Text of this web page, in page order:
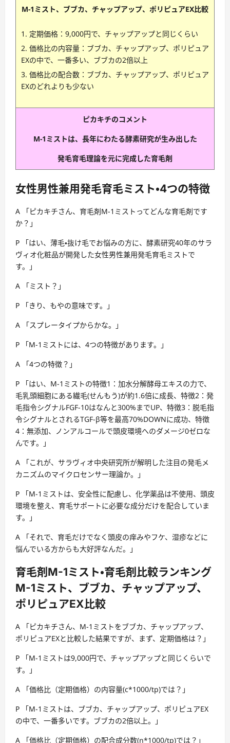
M-1ミスト、ブブカ、チャップアップ、ポリピュアEX比較
定期価格：9,000円で、チャップアップと同じくらい
価格比の内容量：ブブカ、チャップアップ、ポリピュア
EXの中で、一番多い、ブブカの2倍以上
価格比の配合数：ブブカ、チャップアップ、ポリピュア
EXのどれよりも少ない
ピカキチのコメント
M-1ミストは、長年にわたる酵素研究が生み出した
発毛育毛理論を元に完成した育毛剤
女性男性兼用発毛育毛ミスト・4つの特徴
A 「ピカキチさん、育毛剤M-1ミストってどんな育毛剤です
か？」
P 「はい、薄毛・抜け毛でお悩みの方に、酵素研究40年のサラ
ヴィオ化粧品が開発した女性男性兼用発毛育毛ミストで
す。」
A 「ミスト？」
P 「きり、もやの意味です。」
A 「スプレータイプからかな。」
P 「M-1ミストには、4つの特徴があります。」
A 「4つの特徴？」
P 「はい、M-1ミストの特徴1：加水分解酵母エキスの力で、
毛乳頭細胞にある繊毛(せんもう)が約1.6倍に成長、特徴2：発
毛指令シグナルFGF-10はなんと300%までUP、特徴3：脱毛指
令シグナルとされるTGF-β等を最高70%DOWNに成功、特徴
4：無添加、ノンアルコールで頭皮環境へのダメージ0ゼロな
んです。」
A 「これが、サラヴィオ中央研究所が解明した注目の発毛メ
カニズムのマイクロセンサー理論か。」
P 「M-1ミストは、安全性に配慮し、化学薬品は不使用、頭皮
環境を整え、育毛サポートに必要な成分だけを配合していま
す。」
A 「それで、育毛だけでなく頭皮の痒みやフケ、湿疹などに
悩んでいる方からも大好評なんだ。」
育毛剤 M-1ミスト・育毛剤比較ランキング
M-1ミスト、ブブカ、チャップアップ、
ポリピュアEX比較
A 「ピカキチさん、M-1ミストをブブカ、チャップアップ、
ポリピュアEXと比較した結果ですが、まず、定期価格は？」
P 「M-1ミストは9,000円で、チャップアップと同じくらいで
す。」
A 「価格比（定期価格）の内容量(c*1000/tp)では？」
P 「M-1ミストは、ブブカ、チャップアップ、ポリピュアEX
の中で、一番多いです。ブブカの2倍以上。」
A 「価格比（定期価格）の配合成分数(n*1000/tp)では？」